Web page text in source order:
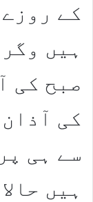
کے
ہیں
صبح کی
کی
سے ہی
ہیں